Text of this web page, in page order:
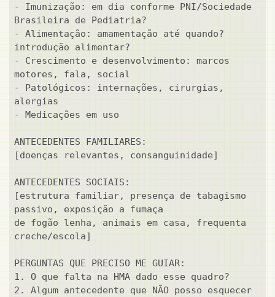
- Imunização: em dia conforme PNI/Sociedade
Brasileira de Pediatria?
- Alimentação: amamentação até quando?
introdução alimentar?
- Crescimento e desenvolvimento: marcos
motores, fala, social
- Patológicos: internações, cirurgias,
alergias
- Medicações em uso
ANTECEDENTES FAMILIARES:
[doenças relevantes, consanguinidade]
ANTECEDENTES SOCIAIS:
[estrutura familiar, presença de tabagismo
passivo, exposição a fumaça
de fogão lenha, animais em casa, frequenta
creche/escola]
PERGUNTAS QUE PRECISO ME GUIAR:
1. O que falta na HMA dado esse quadro?
2. Algum antecedente que NÃO posso esquecer